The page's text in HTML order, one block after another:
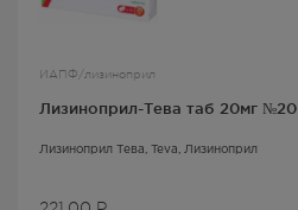
ИАПФ/лизиноприл
Лизиноприл-Тева таб 20мг №20
Лизиноприл Тева , Teva, Лизиноприл